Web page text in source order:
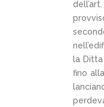
la
fino